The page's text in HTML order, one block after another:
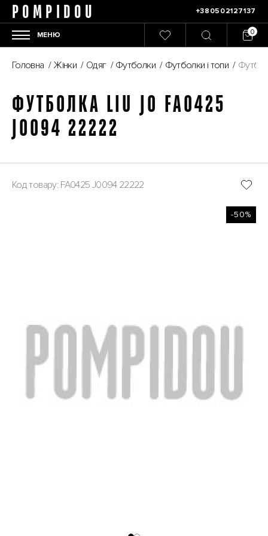
POMPIDOU +380502127137
МЕНЮ
Головна / Жінки / Одяг / Футболки / Футболки і топи /
ФУТБОЛКА LIU JO FA0425
J0094 22222
Код товару: FA0425 J0094 22222
-50%